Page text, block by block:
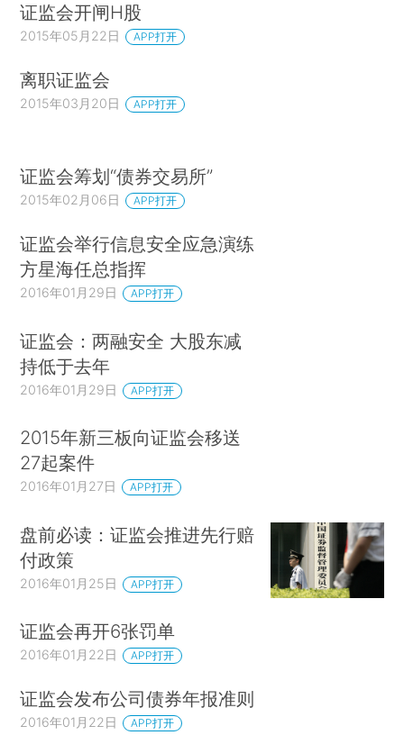
证监会开闸H股
2015年05月22日 APP打开
离职证监会
2015年03月20日 APP打开
证监会筹划“债券交易所”
2015年02月06日 APP打开
证监会举行信息安全应急演练
方星海任总指挥
2016年01月29日 APP打开
证监会：两融安全 大股东减
持低于去年
2016年01月29日 APP打开
2015年新三板向证监会移送
27起案件
2016年01月27日 APP打开
盘前必读：证监会推进先行赔
付政策
2016年01月25日 APP打开
证监会再开6张罚单
2016年01月22日 APP打开
证监会发布公司债券年报准则
2016年01月22日 APP打开